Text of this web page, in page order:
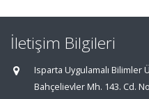
İletişim Bilgileri
Isparta Uygulamalı Bilimler
Bahçelievler Mh. 143. Cd.